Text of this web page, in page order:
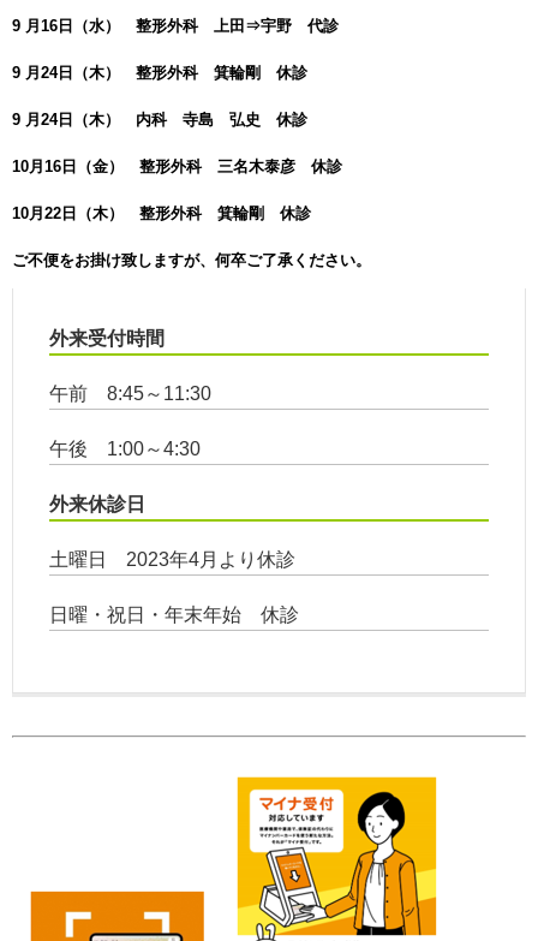
9 月16日（水） 整形外科 上田⇒宇野 代診
9 月24日（木） 整形外科 箕輪剛 休診
9 月24日（木） 内科 寺島 弘史 休診
10月16日（金） 整形外科 三名木泰彦 休診
10月22日（木） 整形外科 箕輪剛 休診
ご不便をお掛け致しますが、何卒ご了承ください。
外来受付時間
午前 8:45～11:30
午後 1:00～4:30
外来休診日
土曜日 2023年4月より休診
日曜・祝日・年末年始 休診